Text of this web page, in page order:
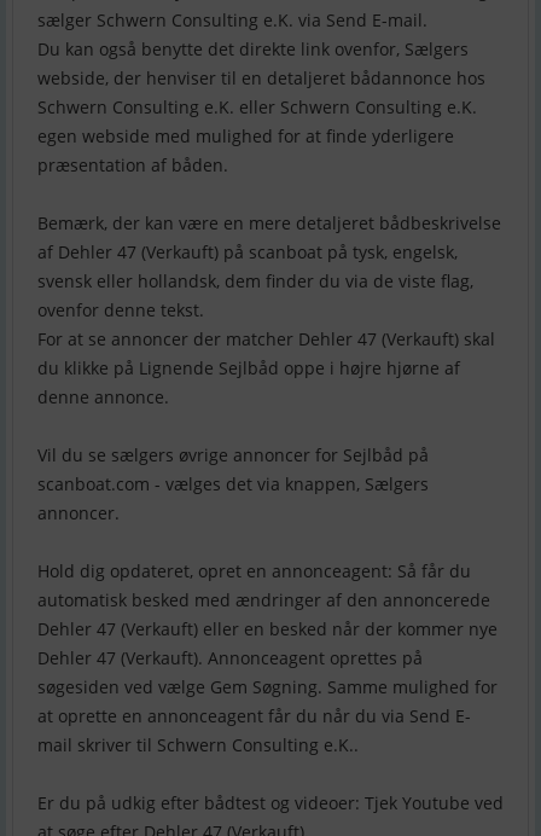
sælger Schwern Consulting e.K. via Send E-mail.
Du kan også benytte det direkte link ovenfor, Sælgers
webside, der henviser til en detaljeret bådannonce hos
Schwern Consulting e.K. eller Schwern Consulting e.K.
egen webside med mulighed for at finde yderligere
præsentation af båden.
Bemærk, der kan være en mere detaljeret bådbeskrivelse
af Dehler 47 (Verkauft) på scanboat på tysk, engelsk,
svensk eller hollandsk, dem finder du via de viste flag,
ovenfor denne tekst.
For at se annoncer der matcher Dehler 47 (Verkauft) skal
du klikke på Lignende Sejlbåd oppe i højre hjørne af
denne annonce.
Vil du se sælgers øvrige annoncer for Sejlbåd på
scanboat.com - vælges det via knappen, Sælgers
annoncer.
Hold dig opdateret, opret en annonceagent: Så får du
automatisk besked med ændringer af den annoncerede
Dehler 47 (Verkauft) eller en besked når der kommer nye
Dehler 47 (Verkauft). Annonceagent oprettes på
søgesiden ved vælge Gem Søgning. Samme mulighed for
at oprette en annonceagent får du når du via Send E-
mail skriver til Schwern Consulting e.K..
Er du på udkig efter bådtest og videoer: Tjek Youtube ved